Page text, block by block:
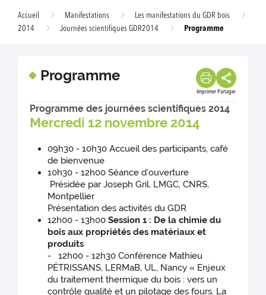
Accueil Manifestations
Les manifestations du GDR bois
2014
Journées scientifiques GDR2014 Programme
Programme
Imprimer Partager
Programme des journées scientifiques 2014
Mercredi 12 novembre 2014
09h30 - 10h30 Accueil des participants, café
de bienvenue
10h30 - 12h00 Séance d’ouverture
Présidée par Joseph Gril, LMGC, CNRS,
Montpellier
Présentation des activités du GDR
12h00 - 13h00Session 1 : De la chimie du
bois aux propriétés des matériaux et
produits
- 12h00 - 12h30 Conférence Mathieu
PÉTRISSANS, LERMaB, UL, Nancy « Enjeux
du traitement thermique du bois : vers un
contrôle qualité et un pilotage des fours. La